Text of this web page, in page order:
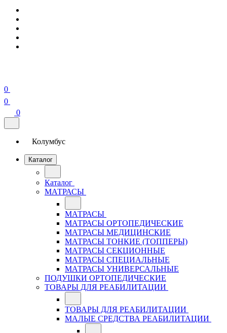
0
0
0
Колумбус
Каталог
Каталог
МАТРАСЫ
МАТРАСЫ
МАТРАСЫ ОРТОПЕДИЧЕСКИЕ
МАТРАСЫ МЕДИЦИНСКИЕ
МАТРАСЫ ТОНКИЕ (ТОППЕРЫ)
МАТРАСЫ СЕКЦИОННЫЕ
МАТРАСЫ СПЕЦИАЛЬНЫЕ
МАТРАСЫ УНИВЕРСАЛЬНЫЕ
ПОДУШКИ ОРТОПЕДИЧЕСКИЕ
ТОВАРЫ ДЛЯ РЕАБИЛИТАЦИИ
ТОВАРЫ ДЛЯ РЕАБИЛИТАЦИИ
МАЛЫЕ СРЕДСТВА РЕАБИЛИТАЦИИ